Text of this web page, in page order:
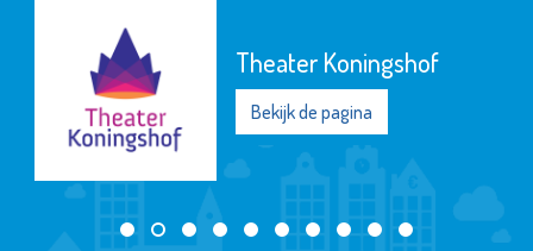
Theater Koningshof
Bekijk de pagina